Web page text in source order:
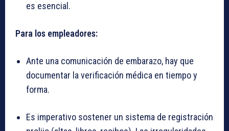
es esencial.
Para los empleadores:
Ante una comunicación de embarazo, hay que
documentar la verificación médica en tiempo y
forma.
Es imperativo sostener un sistema de registración